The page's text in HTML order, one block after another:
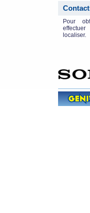
Pour
localiser.